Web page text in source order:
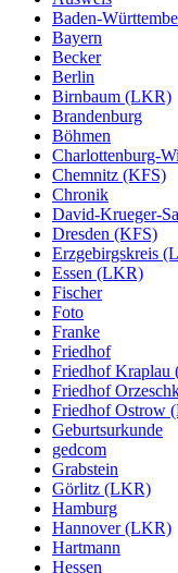
Baden-
Bayern
Becker
Berlin
Birnbaum (LKR)
Brandenburg
Böhmen
Charlottenburg-
Chemnitz (KFS)
Chronik
David-Krueger-
Dresden (KFS)
Erzgebirgskreis
Essen (LKR)
Fischer
Foto
Franke
Friedhof
Friedhof Kraplau
Friedhof
Friedhof Ostrow
Geburtsurkunde
gedcom
Grabstein
Görlitz (LKR)
Hamburg
Hannover (LKR)
Hartmann
Hessen